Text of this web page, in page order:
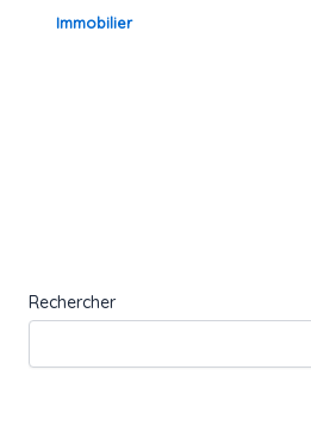
Immobilier
Rechercher